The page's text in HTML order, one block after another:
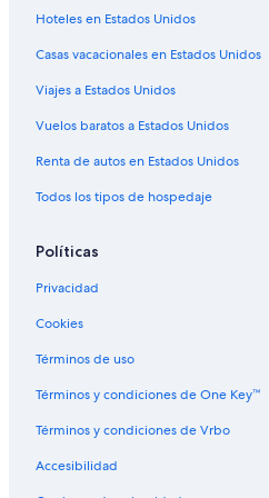
Hoteles en Aguas Claras
Hoteles en Quebrada Vueltas
Hoteles 2 estrellas en Ceiba
B&B en Ceiba
Casas de campo en Ceiba
Casas de huéspedes en Ceiba
Resorts en Ceiba
Condominios en Ceiba
Apartamentos en Ceiba
Hostales en Ceiba
Hilton Hotels en Ceiba
Hoteles en la playa en Ceiba
Hoteles baratos en Ceiba
Hoteles con estacionamiento en Ceiba
Hoteles en Estados Unidos
Casas vacacionales en Estados Unidos
Viajes a Estados Unidos
Vuelos baratos a Estados Unidos
Renta de autos en Estados Unidos
Todos los tipos de hospedaje
Políticas
Privacidad
Cookies
Términos de uso
Términos y condiciones de One Key™
Términos y condiciones de Vrbo
Accesibilidad